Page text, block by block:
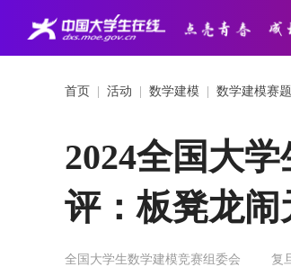
首页 活动 数学建模 数学建模赛
2024全国大
评：板凳龙闹
全国大学生数学建模竞赛组委会 复